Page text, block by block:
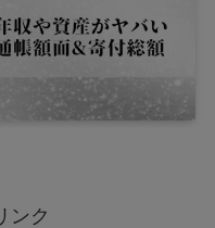
ンク